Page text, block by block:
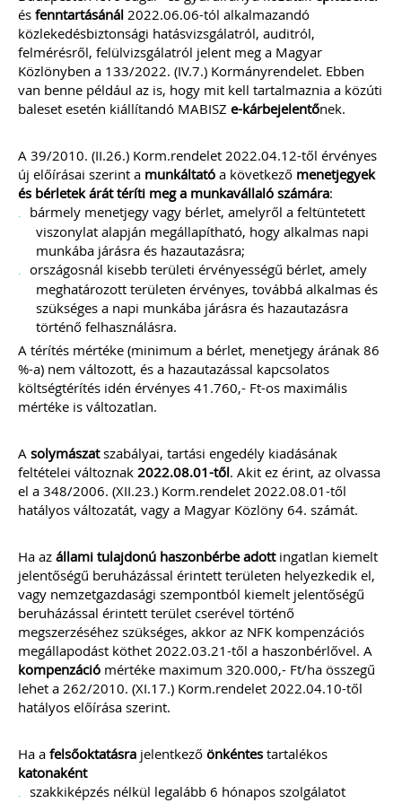
és fenntartásánál 2022.06.06-tól alkalmazandó
közlekedésbiztonsági hatásvizsgálatról, auditról,
felmérésről, felülvizsgálatról jelent meg a Magyar
Közlönyben a 133/2022. (IV.7.) Kormányrendelet. Ebben
van benne például az is, hogy mit kell tartalmaznia a közúti
baleset esetén kiállítandó MABISZ e-kárbejelentőnek.
A 39/2010. (II.26.) Korm.rendelet 2022.04.12-től érvényes
új előírásai szerint a munkáltató a következő menetjegyek
és bérletek árát téríti meg a munkavállaló számára:
bármely menetjegy vagy bérlet, amelyről a feltüntetett
viszonylat alapján megállapítható, hogy alkalmas napi
munkába járásra és hazautazásra;
országosnál kisebb területi érvényességű bérlet, amely
meghatározott területen érvényes, továbbá alkalmas és
szükséges a napi munkába járásra és hazautazásra
történő felhasználásra.
A térítés mértéke (minimum a bérlet, menetjegy árának 86
%-a) nem változott, és a hazautazással kapcsolatos
költségtérítés idén érvényes 41.760,- Ft-os maximális
mértéke is változatlan.
A solymászatszabályai, tartási engedély kiadásának
feltételei változnak 2022.08.01-től. Akit ez érint, az olvassa
el a 348/2006. (XII.23.) Korm.rendelet 2022.08.01-től
hatályos változatát, vagy a Magyar Közlöny 64. számát.
Ha az állami tulajdonú haszonbérbe adottingatlan kiemelt
jelentőségű beruházással érintett területen helyezkedik el,
vagy nemzetgazdasági szempontból kiemelt jelentőségű
beruházással érintett terület cserével történő
megszerzéséhez szükséges, akkor az NFK kompenzációs
megállapodást köthet 2022.03.21-től a haszonbérlővel. A
kompenzáció mértéke maximum 320.000,- Ft/ha összegű
lehet a 262/2010. (XI.17.) Korm.rendelet 2022.04.10-től
hatályos előírása szerint.
Ha a felsőoktatásra jelentkező önkéntes tartalékos
katonaként
szakkiképzés nélkül legalább 6 hónapos szolgálatot